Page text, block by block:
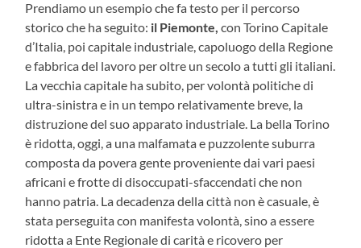
Prendiamo un esempio che fa testo per il percorso
storico che ha seguito: il Piemonte,con Torino Capitale
d’Italia, poi capitale industriale, capoluogo della Regione
e fabbrica del lavoro per oltre un secolo a tutti gli italiani.
La vecchia capitale ha subito, per volontà politiche di
ultra-sinistra e in un tempo relativamente breve, la
distruzione del suo apparato industriale. La bella Torino
è ridotta, oggi, a una malfamata e puzzolente suburra
composta da povera gente proveniente dai vari paesi
africani e frotte di disoccupati-sfaccendati che non
hanno patria. La decadenza della città non è casuale, è
stata perseguita con manifesta volontà, sino a essere
ridotta a Ente Regionale di carità e ricovero per